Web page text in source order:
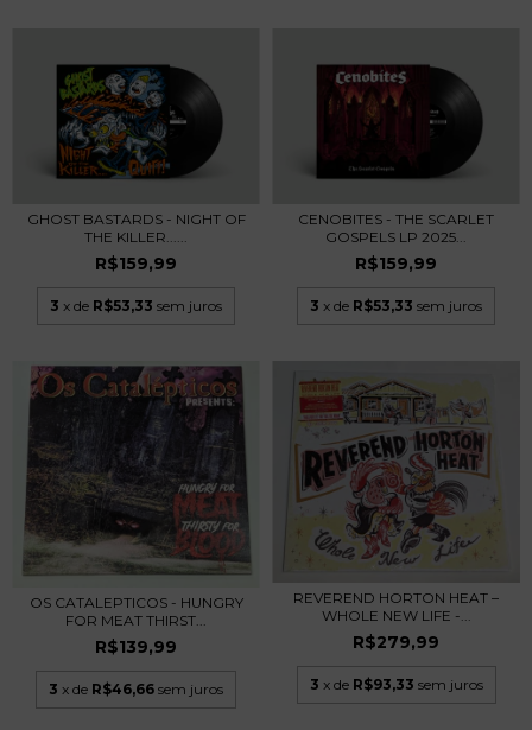
GHOST BASTARDS - NIGHT OF
THE KILLER......
R$159,99
3 x de R$53,33 sem juros
CENOBITES - THE SCARLET
GOSPELS LP 2025...
R$159,99
3 x de R$53,33 sem juros
OS CATALEPTICOS - HUNGRY
FOR MEAT THIRST...
R$139,99
3 x de R$46,66 sem juros
REVEREND HORTON HEAT –
WHOLE NEW LIFE -...
R$279,99
3 x de R$93,33 sem juros